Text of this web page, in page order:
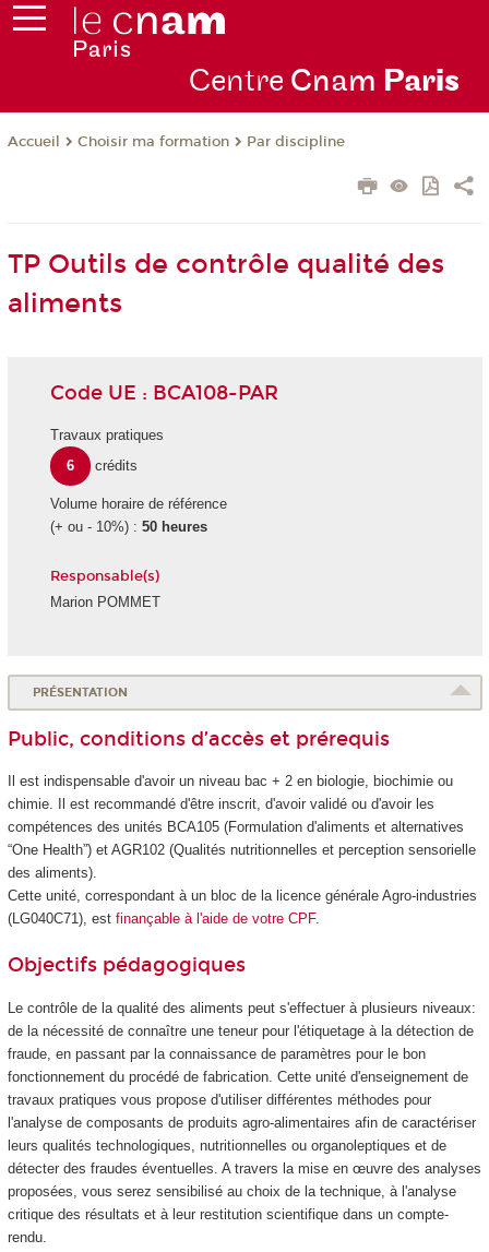
Centre Cnam Paris
Accueil Choisir ma formation Par discipline
TP Outils de contrôle qualité des
aliments
Code UE : BCA108-PAR
Travaux pratiques
6
crédits
Volume horaire de référence
(+ ou - 10%) : 50 heures
Responsable(s)
Marion POMMET
PRÉSENTATION
Public, conditions d’accès et prérequis
Il est indispensable d'avoir un niveau bac + 2 en biologie, biochimie ou
chimie. Il est recommandé d'être inscrit, d'avoir validé ou d'avoir les
compétences des unités BCA105 (Formulation d'aliments et alternatives
“One Health”) et AGR102 (Qualités nutritionnelles et perception sensorielle
des aliments).
Cette unité, correspondant à un bloc de la licence générale Agro-industries
(LG040C71), est finançable à l'aide de votre CPF.
Objectifs pédagogiques
Le contrôle de la qualité des aliments peut s'effectuer à plusieurs niveaux:
de la nécessité de connaître une teneur pour l'étiquetage à la détection de
fraude, en passant par la connaissance de paramètres pour le bon
fonctionnement du procédé de fabrication. Cette unité d'enseignementde
travaux pratiques vous propose d'utiliser différentes méthodes pour
l'analyse de composants de produits agro-alimentaires afin de caractériser
leurs qualités technologiques, nutritionnelles ou organoleptiques et de
détecter des fraudes éventuelles. A travers la mise en œuvre des analyses
proposées, vous serez sensibilisé au choix de la technique, à l'analyse
critique des résultats et à leur restitution scientifique dans un compte-
rendu.